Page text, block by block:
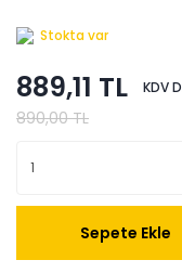
Stokta var
889,11 TL KDV
890,00 TL
Sepete Ekle